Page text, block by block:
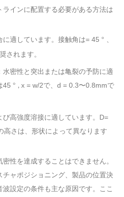
インに配置する必要がある方法は
適しています。接触角は= 45 ° 、
されます。
密性と突出または亀裂の予防に適
45 ° , x = w/2で、d = 0.3〜0.8mmで
び高強度溶接に適しています。D=
さは、形状によって異なります
性を達成することはできません。
ャポジショニング、製品の位置決
設定の条件も主な原因です。ここ